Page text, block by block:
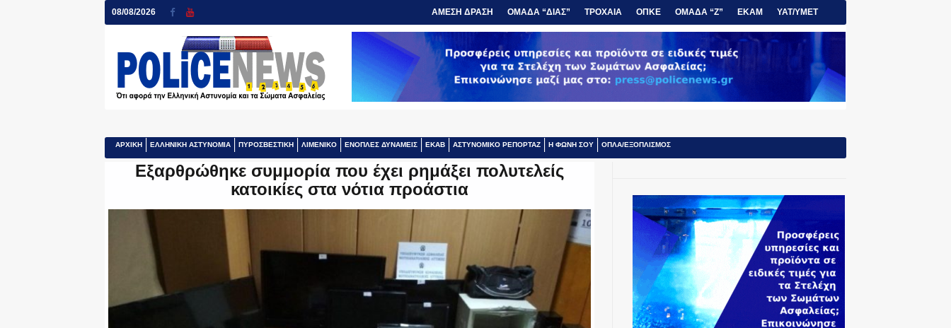
08/08/2026 ΑΜΕΣΗ ΔΡΑΣΗ ΟΜΑΔΑ “ΔΙΑΣ” ΤΡΟΧΑΙΑ ΟΠΚΕ ΟΜΑΔΑ “Ζ” ΕΚΑΜ ΥΑΤ/ΥΜΕΤ
ΑΡΧΙΚΗ ΕΛΛΗΝΙΚΗ ΑΣΤΥΝΟΜΙΑ ΠΥΡΟΣΒΕΣΤΙΚΗ ΛΙΜΕΝΙΚΟ ΕΝΟΠΛΕΣ ΔΥΝΑΜΕΙΣ ΕΚΑΒ ΑΣΤΥΝΟΜΙΚΟ ΡΕΠΟΡΤΑΖ Η ΦΩΝΗ ΣΟΥ ΟΠΛΑ/ΕΞΟΠΛΙΣΜΟΣ
Εξαρθρώθηκε συμμορία που έχει ρημάξει πολυτελείς
κατοικίες στα νότια προάστια